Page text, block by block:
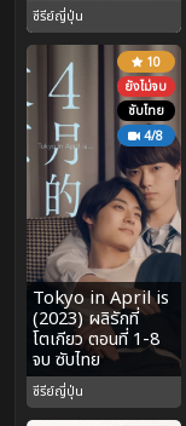
ซีรีย์ญี่ปุ่น
10
ยังไม่จบ
ซับไทย
4/8
Tokyo in April is
(2023) ผลิรักที่
โตเกียว ตอนที่ 1-8
จบ ซับไทย
ซีรีย์ญี่ปุ่น